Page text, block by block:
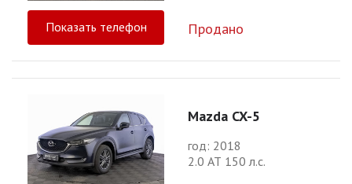
Показать телефон Продано
Mazda CX-5
год: 2018
2.0 АТ 150 л.с.